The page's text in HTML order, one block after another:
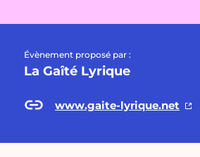
Évènement proposé par :
La Gaîté Lyrique
www.gaite-lyrique.net